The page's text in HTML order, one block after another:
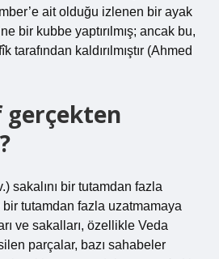
ait olduğu izlenen bir ayak
bir kubbe yaptırılmış; ancak bu,
tarafından kaldırılmıştır (Ahmed
gerçekten
sakalını bir tutamdan fazla
bir tutamdan fazla uzatmamaya
ve sakalları, özellikle Veda
parçalar, bazı sahabeler